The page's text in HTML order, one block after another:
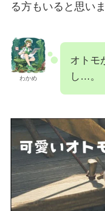
る方もいると思いま
わかめ
オトモ
し…。